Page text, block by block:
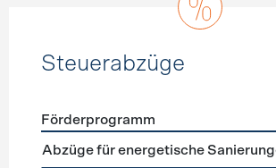
Steuerabzüge
Förderprogramme Steuerabzüge
Förderprogramm
Abzüge für energetische